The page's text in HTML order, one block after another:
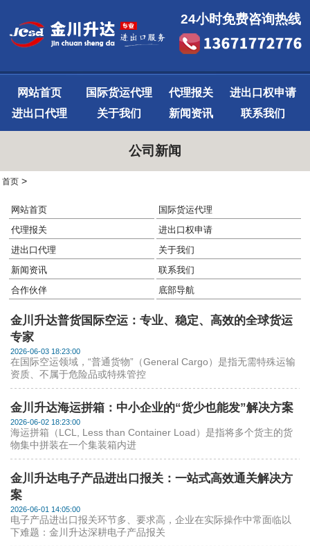
24小时免费咨询热线
网站首页 国际货运代理 代理报关
进出口权申请
进出口代理
关于我们 新闻资讯 联系我们
公司新闻
首页 >
网站首页
国际货运代理
代理报关
进出口权申请
进出口代理
关于我们
新闻资讯
联系我们
合作伙伴
底部导航
金川升达普货国际空运：专业、稳定、高效的全球货运
专家
2026-06-03 18:23:00
在国际空运领域，“普通货物”（General Cargo）是指无需特殊运输
资质、不属于危险品或特殊管控
金川升达海运拼箱：中小企业的“货少也能发”解决方案
2026-06-02 18:23:00
海运拼箱（LCL, Less than Container Load）是指将多个货主的货
物集中拼装在一个集装箱内进
金川升达电子产品进出口报关：一站式高效通关解决方
案
2026-06-01 14:05:00
电子产品进出口报关环节多、要求高，企业在实际操作中常面临以
下难题：金川升达深耕电子产品报关